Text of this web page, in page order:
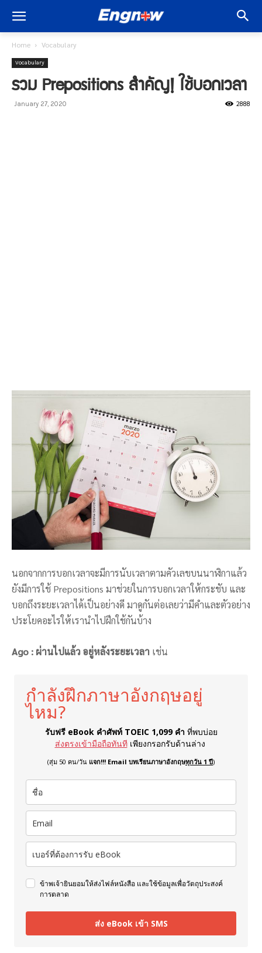
Home Vocabulary
Vocabulary
รวม Prepositions สำคัญ! ใช้บอกเวลา
January 27, 2020 2888
นอกจากการบอกเวลาจะมีการนับเวลาตามคัวเลขบนนาฬิกาแล้ว
ยังมีการใช้ Prepositions มาช่วยในการบอกเวลาให้กระชับ และ
บอกถึงระยะเวลาได้เป็นอย่างดี มาดูกันต่อเลยว่ามีคำและตัวอย่าง
ประโยคอะไรให้เรานำไปฝึกใช้กันบ้าง
Ago : ผ่านไปแล้ว อยู่หลังระยะเวลา เช่น
กำลังฝึกภาษาอังกฤษอยู่
ไหม?
รับฟรี eBook คำศัพท์ TOEIC 1,099 คำ ที่พบบ่อย
ส่งตรงเข้ามือถือทันที เพียงกรอกรับด้านล่าง
(สุ่ม 50 คน/วัน แจก!!! Email บทเรียนภาษาอังกฤษทุกวัน 1 ปี)
ข้าพเจ้ายินยอมให้ส่งไฟล์หนังสือ และใช้ข้อมูลเพื่อวัตถุประสงค์
การตลาด
ส่ง eBook เข้า SMS